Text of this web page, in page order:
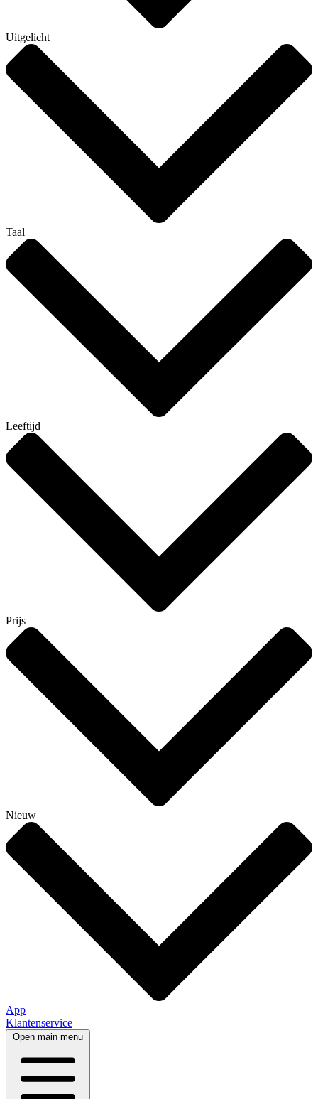
Uitgelicht
Taal
Leeftijd
Prijs
Nieuw
App
Klantenservice
Open main menu